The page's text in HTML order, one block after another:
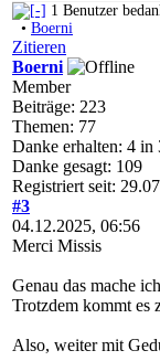
1 Benutzer
• Boerni
Zitieren
Boerni
Member
Beiträge: 223
Themen: 77
Danke erhalten: 4 in
Danke gesagt: 109
Registriert seit:
#3
04.12.2025, 06:56
Merci Missis
Genau das mache
Trotzdem kommt es
Also, weiter mit